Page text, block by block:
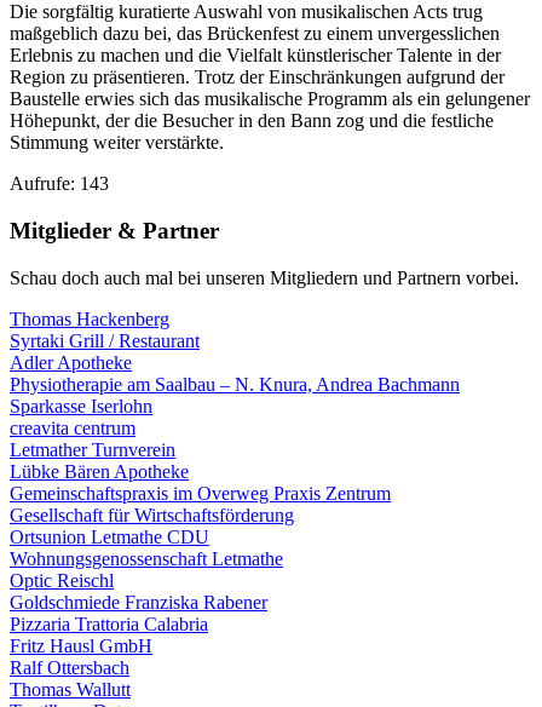
Die sorgfältig kuratierte Auswahl von musikalischen Acts trug
maßgeblich dazu bei, das Brückenfest zu einem unvergesslichen
Erlebnis zu machen und die Vielfalt künstlerischer Talente in der
Region zu präsentieren. Trotz der Einschränkungen aufgrund der
Baustelle erwies sich das musikalische Programm als ein gelungener
Höhepunkt, der die Besucher in den Bann zog und die festliche
Stimmung weiter verstärkte.
Aufrufe: 143
Mitglieder & Partner
Schau doch auch mal bei unseren Mitgliedern und Partnern vorbei.
Thomas Hackenberg
Syrtaki Grill / Restaurant
Adler Apotheke
Physiotherapie am Saalbau – N. Knura, Andrea Bachmann
Sparkasse Iserlohn
creavita centrum
Letmather Turnverein
Lübke Bären Apotheke
Gemeinschaftspraxis im Overweg Praxis Zentrum
Gesellschaft für Wirtschaftsförderung
Ortsunion Letmathe CDU
Wohnungsgenossenschaft Letmathe
Optic Reischl
Goldschmiede Franziska Rabener
Pizzaria Trattoria Calabria
Fritz Hausl GmbH
Ralf Ottersbach
Thomas Wallutt